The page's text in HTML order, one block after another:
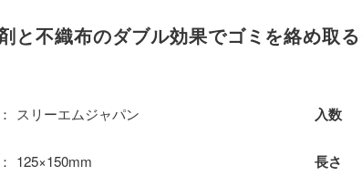
と不織布のダブル効果でゴミを絡め取
スリーエムジャパン
125×150mm
入数
長さ